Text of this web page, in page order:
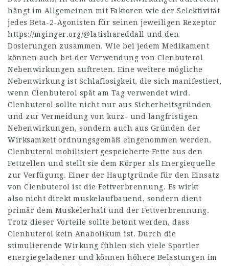
hängt im Allgemeinen mit Faktoren wie der Selektivität
jedes Beta-2-Agonisten für seinen jeweiligen Rezeptor
https://mginger.org/@latishareddall und den
Dosierungen zusammen. Wie bei jedem Medikament
können auch bei der Verwendung von Clenbuterol
Nebenwirkungen auftreten. Eine weitere mögliche
Nebenwirkung ist Schlaflosigkeit, die sich manifestiert,
wenn Clenbuterol spät am Tag verwendet wird.
Clenbuterol sollte nicht nur aus Sicherheitsgründen
und zur Vermeidung von kurz- und langfristigen
Nebenwirkungen, sondern auch aus Gründen der
Wirksamkeit ordnungsgemäß eingenommen werden.
Clenbuterol mobilisiert gespeicherte Fette aus den
Fettzellen und stellt sie dem Körper als Energiequelle
zur Verfügung. Einer der Hauptgründe für den Einsatz
von Clenbuterol ist die Fettverbrennung. Es wirkt
also nicht direkt muskelaufbauend, sondern dient
primär dem Muskelerhalt und der Fettverbrennung.
Trotz dieser Vorteile sollte betont werden, dass
Clenbuterol kein Anabolikum ist. Durch die
stimulierende Wirkung fühlen sich viele Sportler
energiegeladener und können höhere Belastungen im